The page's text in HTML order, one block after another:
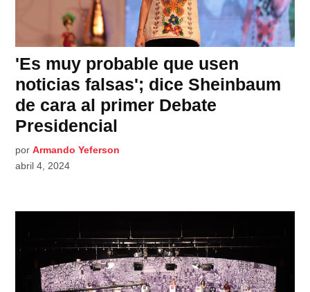
'Es muy probable que usen
noticias falsas'; dice Sheinbaum
de cara al primer Debate
Presidencial
por Armando Yeferson
abril 4, 2024